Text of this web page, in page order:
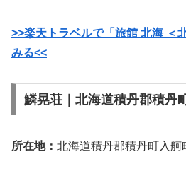
>>楽天トラベルで「旅館 北海 ＜
みる<<
鱗晃荘｜北海道積丹郡積丹
所在地： 北海道積丹郡積丹町入舸